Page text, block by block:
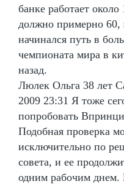
банке работает около
должно примерно 60,
начинался путь в
чемпионата мира в
назад.
Люлек Ольга 38 лет
2009 23:31 Я тоже
попробовать
Подобная проверка
исключительно по
совета, и ее
одним рабочим днем.